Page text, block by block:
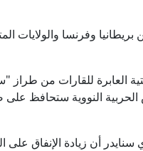
إيران.. ترمب يؤكد
مكة للدفاع المشترك:
وفرنسا والولايات
العابرة للقارات من
أن زيادة الإنفاق على